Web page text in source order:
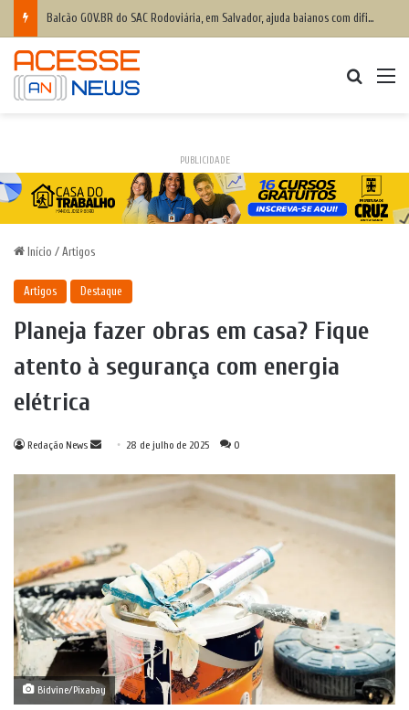
Balcão GOV.BR do SAC Rodoviária, em Salvador, ajuda baianos com dificuldades de acesso a serviços digitais
PUBLICIDADE
Início / Artigos
Artigos Destaque
Planeja fazer obras em casa? Fique
atento à segurança com energia
elétrica
Redação News
Mande28 de julho de 2025 0
Bidvine/Pixabay